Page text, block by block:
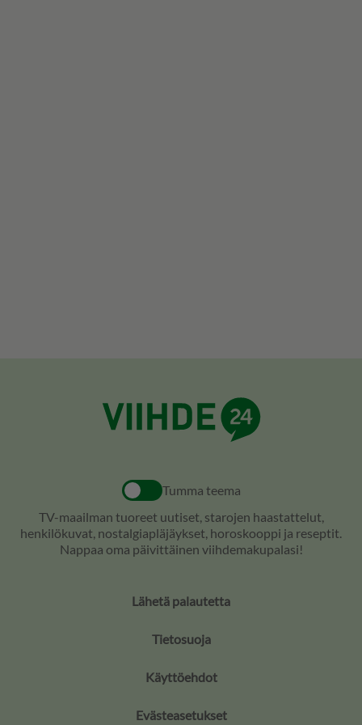
Tumma teema
TV-maailman tuoreet uutiset, starojen haastattelut,
henkilökuvat, nostalgiapläjäykset, horoskooppi ja reseptit.
Nappaa oma päivittäinen viihdemakupalasi!
Lähetä palautetta
Tietosuoja
Käyttöehdot
Evästeasetukset